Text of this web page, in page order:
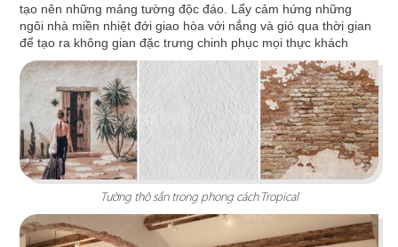
PAT KAO THAI MỸ THO
Nghệ thuật sắp đặt tinh tế cùng 3 sắc màu xanh,
tạo nên những mảng tường độc đáo. Lấy cảm hứng những
ngôi nhà miền nhiệt đới giao hòa với nắng và gió qua thời gian
để tạo ra không gian đặc trưng chinh phục mọi thực khách
Tường thô sần trong phong cách Tropical